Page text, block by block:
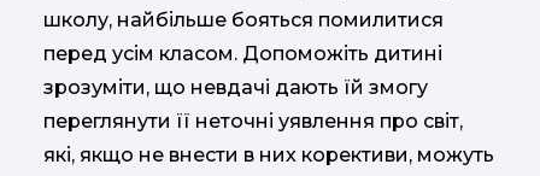
школу, найбільше бояться помилитися
перед усім класом. Допоможіть дитині
зрозуміти, що невдачі дають їй змогу
переглянути її неточні уявлення про світ,
які, якщо не внести в них корективи, можуть